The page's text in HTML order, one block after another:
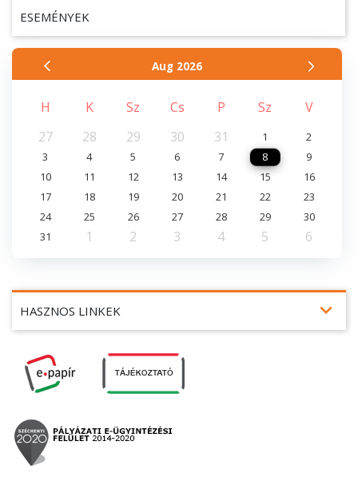
HASZNOS LINKEK expand_more
ESEMÉNYEK
Aug 2026
H K Sz Cs P Sz
V
27
28 29 30 31 1
2
3
4 5 6 7 8
9
10
11 12 13 14 15
16
17
18 19 20 21 22
23
24
25 26 27 28 29
30
31
1 2 3 4 5 6